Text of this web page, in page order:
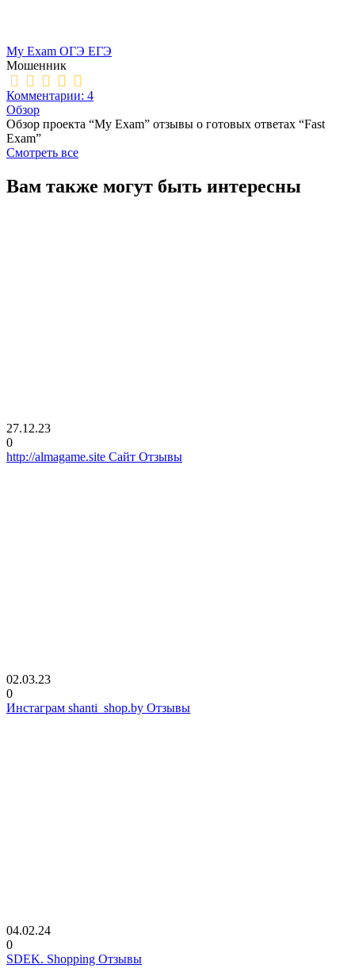
My Exam ОГЭ ЕГЭ
Мошенник
Комментарии: 4
Обзор
Обзор проекта “My Exam” отзывы о готовых ответах “Fast
Exam”
Смотреть все
Вам также могут быть интересны
27.12.23
0
http://almagame.site Сайт Отзывы
02.03.23
0
Инстаграм shanti_shop.by Отзывы
04.02.24
0
SDEK. Shopping Отзывы